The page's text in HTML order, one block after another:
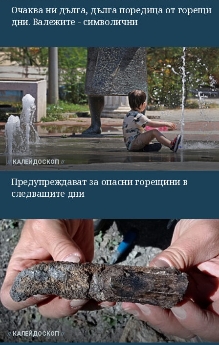
Очаква ни дълга, дълга поредица от горещи
дни. Валежите - символични
КАЛЕЙДОСКОП
Предупреждават за опасни горещини в
следващите дни
КАЛЕЙДОСКОП